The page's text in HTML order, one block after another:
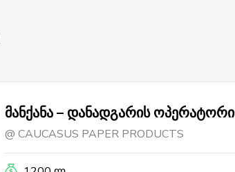
მანქანა – დანადგარის ოპერატორი
CAUCASUS PAPER PRODUCTS